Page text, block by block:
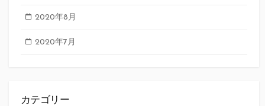
2020年8月
2020年7月
カテゴリー